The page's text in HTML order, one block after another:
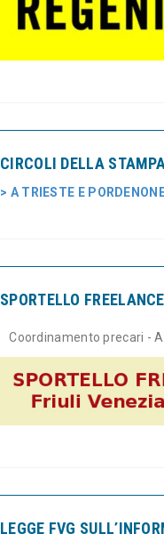
CIRCOLI DELLA
> A TRIESTE E
SPORTELLO FREELANCE
Coordinamento precari -
LEGGE FVG